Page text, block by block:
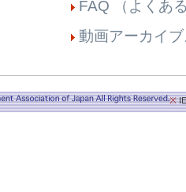
FAQ （よくあ
動画アーカイ
※